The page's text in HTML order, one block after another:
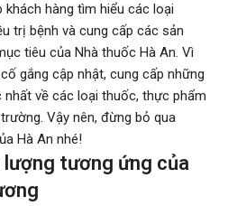
khách hàng tìm hiểu các loại
trị bệnh và cung cấp các sản
tiêu của Nhà thuốc Hà An. Vì
gắng cập nhật, cung cấp những
về các loại thuốc, thực phẩm
Vậy nên, đừng bỏ qua
Hà An nhé!
tương ứng của